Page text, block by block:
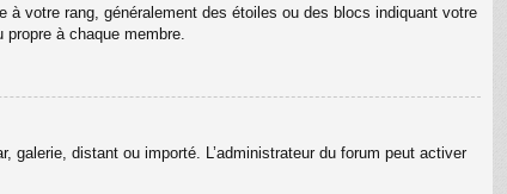
à votre rang, généralement des étoiles ou des blocs indiquant votre
à chaque membre.
galerie, distant ou importé. L’administrateur du forum peut activer